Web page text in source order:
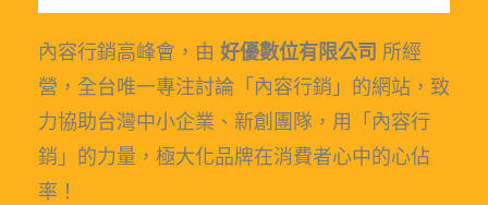
內容行銷高峰會，由 好優數位有限公司 所經
營，全台唯一專注討論「內容行銷」的網站，致
力協助台灣中小企業、新創團隊，用「內容行
銷」的力量，極大化品牌在消費者心中的心佔
率！